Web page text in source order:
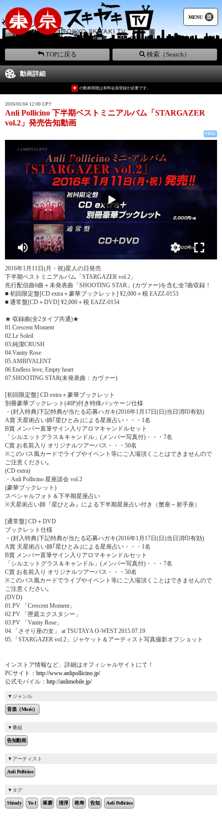
MENU
TOPに戻る 検索（Search）
動画詳細
★ の動画視聴は有料会員登録が必要です。
2016/01/04 12:00 UP!!
Anli Pollicino 下半期ベストミニアルバム「STARGAZER
vol.2」発売告知動画
FREE
2016年1月11日(月・祝)星人の日発売
下半期ベストミニアルバム「STARGAZER vol.2」
先行配信曲6曲＋未発表曲「SHOOTING STAR」(カヴァー)を含む全7曲収録！
■ 初回限定盤[CD extra＋豪華ブックレット] ¥2,000＋税 EAZZ-0153
■ 通常盤[CD＋DVD] ¥2,000＋税 EAZZ-0154
★ 収録曲(全2タイプ共通)★
01.Crescent Moment
02.Le Soleil
03.純潔CRUSH
04.Vanity Rose
05.AMBIVALENT
06.Endless love, Empty heart
07.SHOOTING STAR(未発表曲：カヴァー)
[初回限定盤] CD extra＋豪華ブックレット
別冊豪華ブックレット(40P)付き特殊パッケージ仕様
・(封入特典)下記特典が当たる応募ハガキ(2016年1月17日(日)当日消印有効)
A賞 天星術占い師｢星ひとみ｣による星座占い・・・1名
B賞 メンバー直筆サイン入りアロマキャンドルセット
「シルエットグラス＆キャンドル」(メンバー写真付)・・・7名
C賞 お名前入り オリジナルツアーパス・・・50名
※このパス風カードでライブやイベント等にご入場頂くことはできませんので
ご注意ください｡
(CD extra)
・Anli Pollicino 星座談会 vol.2
(豪華ブックレット)
スペシャルフォト＆下半期星座占い
※天星術占い師『星ひとみ』による下半期星座占い付き（蟹座～射手座）
[通常盤] CD＋DVD
ブックレット仕様
・(封入特典)下記特典が当たる応募ハガキ(2016年1月17日(日)当日消印有効)
A賞 天星術占い師｢星ひとみ｣による星座占い・・・1名
B賞 メンバー直筆サイン入りアロマキャンドルセット
「シルエットグラス＆キャンドル」(メンバー写真付)・・・7名
C賞 お名前入り オリジナルツアーパス・・・50名
※このパス風カードでライブやイベント等にご入場頂くことはできませんので
ご注意ください｡
(DVD)
01.PV 「Crescent Moment」
02.PV 「匣庭エクスタシー」
03.PV 「Vanity Rose」
04.「さそり座の女」 at TSUTAYA O-WEST 2015.07.19
05.「STARGAZER vol.2」ジャケット＆アーティスト写真撮影オフショット
インストア情報など、詳細はオフィシャルサイトにて！
PCサイト： http://www.anlipollicino.jp/
公式モバイル： http://anlimobile.jp/
ジャンル
音楽（Music）
番組
告知動画
アーティスト
Anli Pollicino
タグ
Shindy Yo-1 琢磨 清淳 将寿 告知 Anli Pollicino